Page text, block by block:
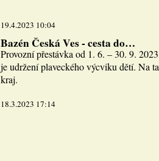
19.4.2023 10:04
Bazén Česká Ves - cesta do…
Provozní přestávka od 1. 6. – 30. 9.
je udržení plaveckého výcviku dětí. Na
kraj.
18.3.2023 17:14